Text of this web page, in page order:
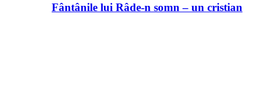
Fântânile lui Râde-n somn – un cristian